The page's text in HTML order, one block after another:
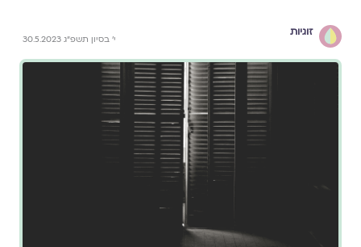
זוגיות
י׳ בסיון תשפ״ג 30.5.2023